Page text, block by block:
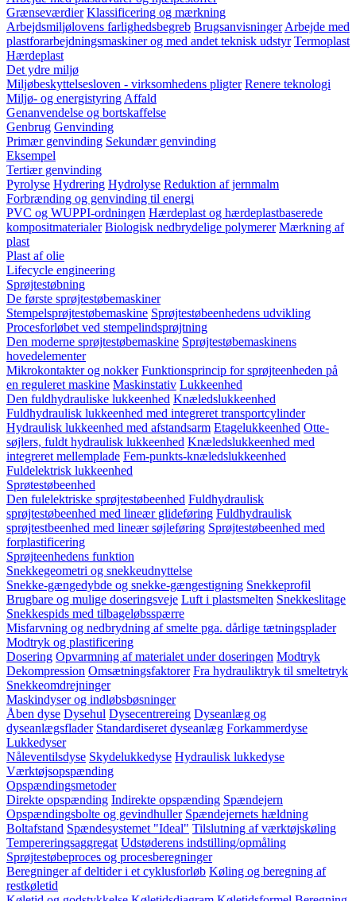
Grænseværdier Klassificering og mærkning
Arbejdsmiljølovens farlighedsbegreb Brugsanvisninger Arbejde med
plastforarbejdningsmaskiner og med andet teknisk udstyr Termoplast
Hærdeplast
Det ydre miljø
Miljøbeskyttelsesloven - virksomhedens pligter Renere teknologi
Miljø- og energistyring Affald
Genanvendelse og bortskaffelse
Genbrug Genvinding
Primær genvinding Sekundær genvinding
Eksempel
Tertiær genvinding
Pyrolyse Hydrering Hydrolyse Reduktion af jernmalm
Forbrænding og genvinding til energi
PVC og WUPPI-ordningen Hærdeplast og hærdeplastbaserede
kompositmaterialer Biologisk nedbrydelige polymerer Mærkning af
plast
Plast af olie
Lifecycle engineering
Sprøjtestøbning
De første sprøjtestøbemaskiner
Stempelsprøjtestøbemaskine Sprøjtestøbeenhedens udvikling
Procesforløbet ved stempelindsprøjtning
Den moderne sprøjtestøbemaskine Sprøjtestøbemaskinens
hovedelementer
Mikrokontakter og nokker Funktionsprincip for sprøjteenheden på
en reguleret maskine Maskinstativ Lukkeenhed
Den fuldhydrauliske lukkeenhed Knæledslukkeenhed
Fuldhydraulisk lukkeenhed med integreret transportcylinder
Hydraulisk lukkeenhed med afstandsarm Etagelukkeenhed Otte-
søjlers, fuldt hydraulisk lukkeenhed Knæledslukkeenhed med
integreret mellemplade Fem-punkts-knæledslukkeenhed
Fuldelektrisk lukkeenhed
Sprøtestøbeenhed
Den fulelektriske sprøjtestøbeenhed Fuldhydraulisk
sprøjtestøbeenhed med lineær glideføring Fuldhydraulisk
sprøjtestbeenhed med lineær søjleføring Sprøjtestøbeenhed med
forplastificering
Sprøjteenhedens funktion
Snekkegeometri og snekkeudnyttelse
Snekke-gængedybde og snekke-gængestigning Snekkeprofil
Brugbare og mulige doseringsveje Luft i plastsmelten Snekkeslitage
Snekkespids med tilbageløbsspærre
Misfarvning og nedbrydning af smelte pga. dårlige tætningsplader
Modtryk og plastificering
Dosering Opvarmning af materialet under doseringen Modtryk
Dekompression Omsætningsfaktorer Fra hydrauliktryk til smeltetryk
Snekkeomdrejninger
Maskindyser og indløbsbøsninger
Åben dyse Dysehul Dysecentrereing Dyseanlæg og
dyseanlægsflader Standardiseret dyseanlæg Forkammerdyse
Lukkedyser
Nåleventilsdyse Skydelukkedyse Hydraulisk lukkedyse
Værktøjsopspænding
Opspændingsmetoder
Direkte opspænding Indirekte opspænding Spændejern
Opspændingsbolte og gevindhuller Spændejernets hældning
Boltafstand Spændesystemet "Ideal" Tilslutning af værktøjskøling
Tempereringsaggregat Udstøderens indstilling/opmåling
Sprøjtestøbeproces og procesberegninger
Beregninger af deltider i et cyklusforløb Køling og beregning af
restkøletid